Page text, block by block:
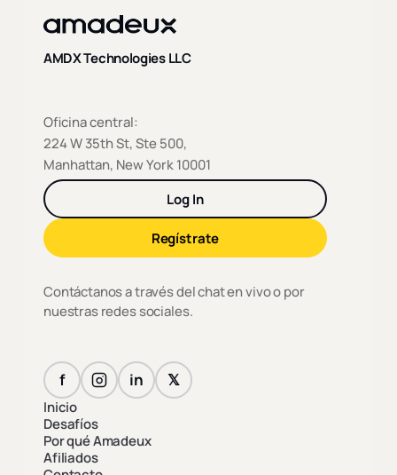
AMDX Technologies LLC
Oficina central:
224 W 35th St, Ste 500,
Manhattan, New York 10001
Inicio
Desafíos
Por qué Amadeux
Afiliados
Log In
Regístrate
Contáctanos a través del chat en vivo o por
nuestras redes sociales.
f in 𝕏